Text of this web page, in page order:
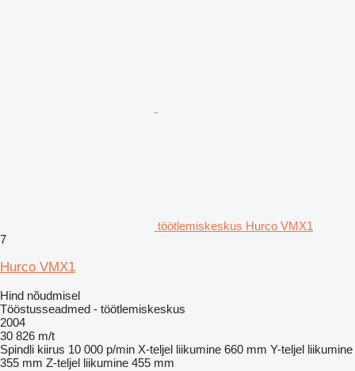
töötlemiskeskus Hurco VMX1
7
Hurco VMX1
Hind nõudmisel
Tööstusseadmed - töötlemiskeskus
2004
30 826 m/t
Spindli kiirus 10 000 p/min X-teljel liikumine 660 mm Y-teljel liikumine
355 mm Z-teljel liikumine 455 mm